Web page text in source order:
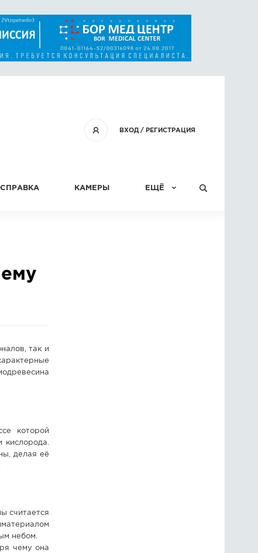
ВХОД/ РЕГИСТРАЦИЯ
СПРАВКА КАМЕРЫ ЕЩЁ
так и
которой
делая её
считается
небом.
чему она